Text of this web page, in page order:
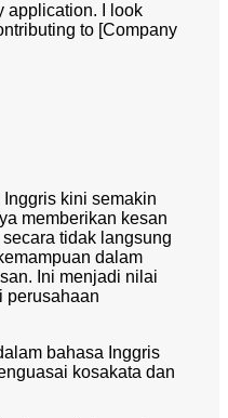
application. I look
to [Company
kini semakin
memberikan kesan
tidak langsung
dalam
Ini menjadi nilai
perusahaan
bahasa Inggris
kosakata dan